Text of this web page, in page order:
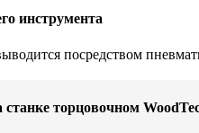
инструмента
посредством
станке торцовочном